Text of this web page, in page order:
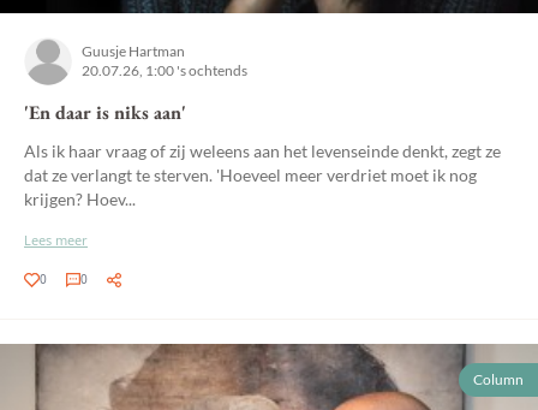
Guusje Hartman
20.07.26, 1:00 's ochtends
'En daar is niks aan'
Als ik haar vraag of zij weleens aan het levenseinde denkt, zegt ze
dat ze verlangt te sterven. 'Hoeveel meer verdriet moet ik nog
krijgen? Hoev...
Lees meer
0 0
Column